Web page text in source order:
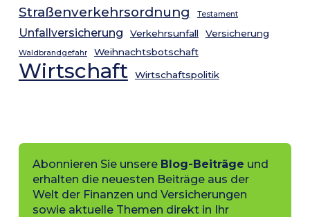
Straßenverkehrsordnung Testament
Unfallversicherung Verkehrsunfall Versicherung
Waldbrandgefahr Weihnachtsbotschaft
Wirtschaft Wirtschaftspolitik
Abonnieren Sie unsere Blog-Beiträge und
erhalten die neuesten Beiträge aus der
Welt der Finanzen und Versicherungen
sowie aktuelle Themen direkt in Ihr